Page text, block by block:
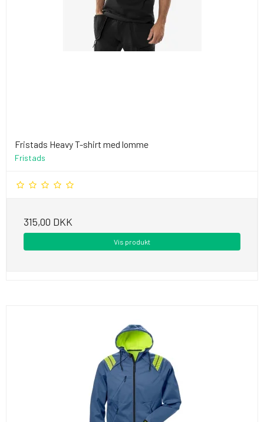
Fristads Heavy T-shirt med lomme
Fristads
315,00 DKK
Vis produkt